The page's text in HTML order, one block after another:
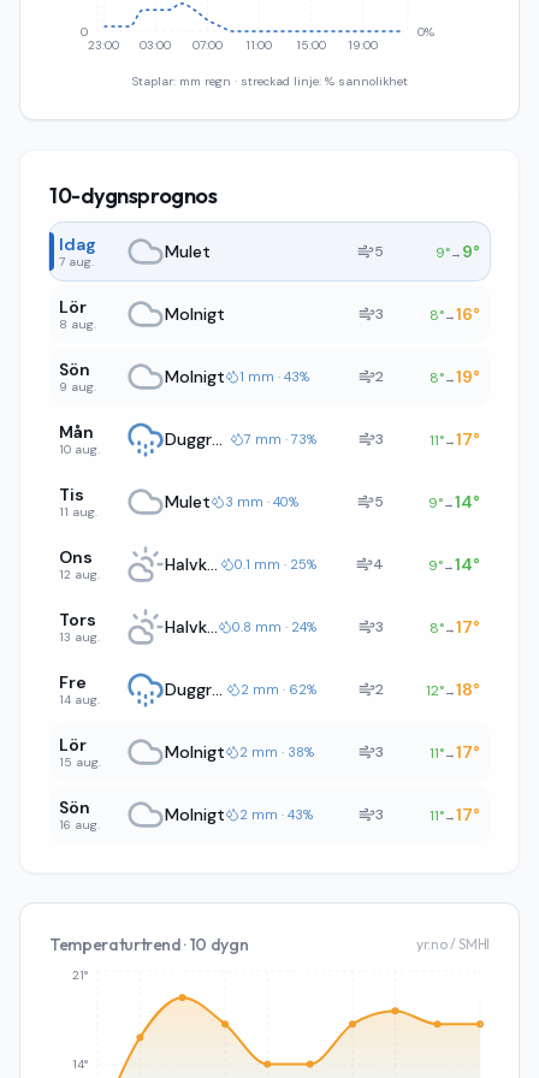
23:00 03:00 07:00 11:00 15:00 19:00
0 0%
Staplar: mm regn · streckad linje: % sannolikhet
10-dygnsprognos
Idag
7 aug. Mulet 5 9°→ 9°
Lör
8 aug. Molnigt 3 8°→16°
Sön
9 aug. Molnigt 1 mm · 43% 2 8°→19°
Mån
10 aug. Duggregn 7 mm · 73% 3 11°→17°
Tis
11 aug. Mulet 3 mm · 40% 5 9°→14°
Ons
12 aug. Halvklart 0.1 mm · 25% 4 9°→14°
Tors
13 aug. Halvklart 0.8 mm · 24% 3 8°→17°
Fre
14 aug. Duggregn 2 mm · 62% 2 12°→18°
Lör
15 aug. Molnigt 2 mm · 38% 3 11°→17°
Sön
16 aug. Molnigt 2 mm · 43% 3 11°→17°
Temperaturtrend · 10 dygn yr.no / SMHI
14°
21°